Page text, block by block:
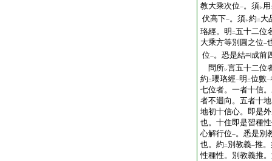
教大乘次位一。須レ用
伏高下一。須レ約 二 大
珞經。明 二五十二位
大乘方等別圓之位一
位一。恐是結
成前
問所レ言五十二位
約 二瓔珞經一明 二位數一
七位者。一者十信
者不迴向。五者十
地初十信心。即是
也。十住即是習種
心解行位一。悉是別
也。約 二 別教義一推
性種性。別教義推